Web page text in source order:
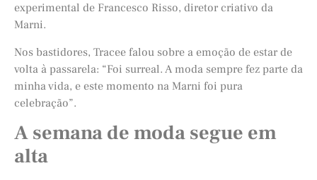
experimental de Francesco Risso, diretor criativo da
Marni.
Nos bastidores, Tracee falou sobre a emoção de estar de
volta à passarela: “Foi surreal. A moda sempre fez parte da
minha vida, e este momento na Marni foi pura
celebração”.
A semana de moda segue em
alta